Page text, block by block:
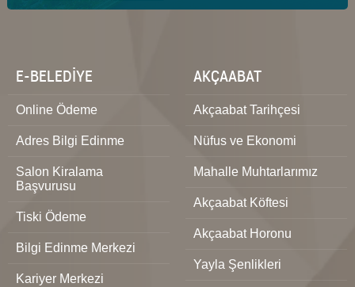
E-BELEDİYE
Online Ödeme
Adres Bilgi Edinme
Salon Kiralama
Başvurusu
Tiski Ödeme
Bilgi Edinme Merkezi
Kariyer Merkezi
AKÇAABAT
Akçaabat Tarihçesi
Nüfus ve Ekonomi
Mahalle Muhtarlarımız
Akçaabat Köftesi
Akçaabat Horonu
Yayla Şenlikleri